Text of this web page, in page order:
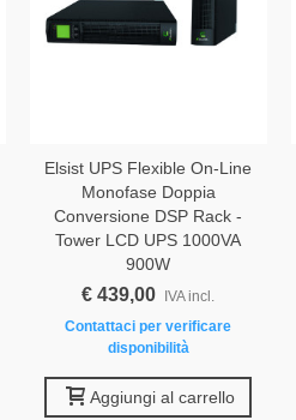
Elsist UPS Flexible On-Line
Monofase Doppia
Conversione DSP Rack -
Tower LCD UPS 1000VA
900W
€ 439,00
IVA incl.
Contattaci per verificare
disponibilità
Aggiungi al carrello